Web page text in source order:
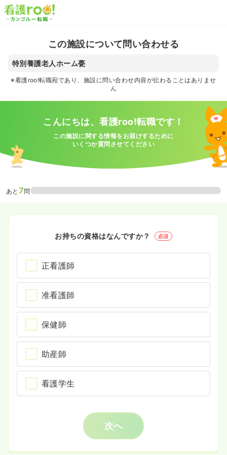
この施設について問い合わせる
特別養護老人ホーム甍
※看護roo!転職宛であり、施設に問い合わせ内容が伝わることはありませ
ん
こんにちは、看護roo!転職です！
この施設に関する情報をお届けするために
いくつか質問させてください
あと 7問
お持ちの資格はなんですか？ 必須
正看護師
准看護師
保健師
助産師
看護学生
次へ